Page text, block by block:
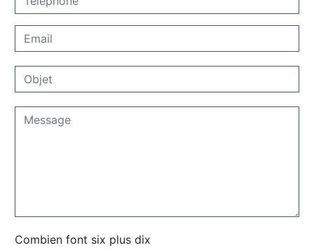
Combien font six plus dix